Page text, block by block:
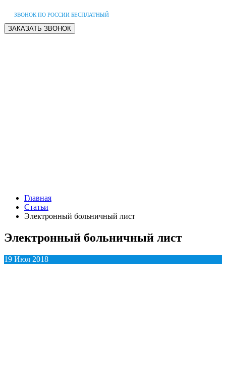
ЗВОНОК ПО РОССИИ БЕСПЛАТНЫЙ
Главная
Статьи
Электронный больничный лист
Электронный больничный лист
19 Июл 2018